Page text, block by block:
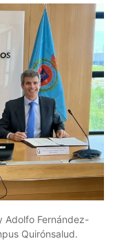
Adolfo Fernández-
Quirónsalud.